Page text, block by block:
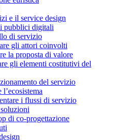
e il service design
pubblici digitali
di servizio
gli attori coinvolti
la proposta di valore
gli elementi costitutivi del
del servizio
i flussi di servizio
di co-progettazione